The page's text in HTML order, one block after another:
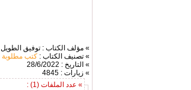
» مؤلف الكتاب : توفيق الطويل
» تصنيف الكتاب : كتب مطلوبة
» التاريخ : 28/6/2022
» زيارات : 4845
» عدد الملفات (1) :